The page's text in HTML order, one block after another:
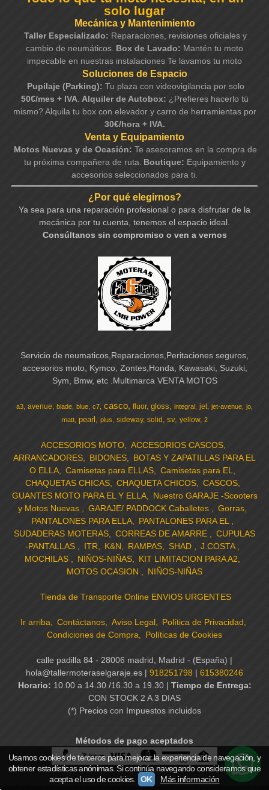
solo lugar
Mecánica y Mantenimiento
Taller Especializado: Reparaciones, revisiones oficiales y
cambio de neumáticos. Box de Lavado: Mantén tu moto
impecable en nuestras instalaciones Te lavamos tu moto
Soluciones de Espacio
Pupilaje (Parking): Tu plaza con videovigilancia por solo
50€/mes + IVA. Alquiler de Autobox: ¿Prefieres hacerlo tú
mismo? Alquila tu box con elevador y carro de herramientas por
30€/hora + IVA.
Venta y Equipamiento
Motos Nuevas y de Ocasión: Te asesoramos en la compra de
tu próxima compañera de ruta. Boutique: Equipamiento y
accesorios seleccionados para ti.
¿Por qué elegirnos?
Ya sea para una reparación profesional o para disfrutar de la
mecánica por tu cuenta, tenemos el espacio ideal.
Consúltanos sin compromiso o ven a vernos
Servicio de neumaticos,Reparaciones,Peritaciones seguros,
accesorios moto, Kymco, Zontes,Honda, Kawasaki, Suzuki,
Sym, Bmw, etc .Multimarca VENTA MOTOS
a3 avenue blade blue c7 casco fluor gloss integral jet jet-avenue jo
matt
pearl plus sideway solid sv yellow 2
ACCESORIOS MOTO
ACCESORIOS CASCOS
ARRANCADORES
BIDONES
BOTAS Y ZAPATILLAS PARA EL
O ELLA
Camisetas para ELLAS
Camisetas para EL
CHAQUETAS CHICAS
CHAQUETA CHICOS
CASCOS
GUANTES MOTO PARA EL Y ELLA
Nuestro GARAJE -Scooters
y Motos Nuevas
GARAJE/ PADDOCK Caballetes
Gorras
PANTALONES PARA ELLA
PANTALONES PARA EL
SUDADERAS MOTERAS
CORREAS DE AMARRE
CUPULAS
-PANTALLAS
ITR K&N RAMPAS SHAD
J.COSTA
MOCHILAS
NIÑOS-NIÑAS
KIT LIMITACION PARA A2
MOTOS OCASION
NIÑOS-NIÑAS
Tienda de Transporte Online ENVIOS URGENTES
Ir arriba Contáctanos Aviso Legal
Política de Privacidad
Condiciones de Compra
Políticas de Cookies
calle padilla 84 - 28006 madrid, Madrid - (España) |
hola@tallermoteraselgaraje.es | 918251798 | 615380246
Horario: 10.00 a 14.30 /16.30 a 19.30 | Tiempo de Entrega:
CON STOCK 2 A 3 DIAS
(*) Precios con Impuestos incluidos
Métodos de pago aceptados
Usamos cookies de terceros para mejorar la experiencia de navegación, y
obtener estadísticas anónimas. Si continúa navegando consideramos que
acepta el uso de cookies.
OK Más información